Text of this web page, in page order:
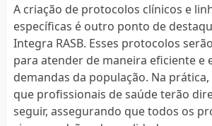
A criação de protocolos clínicos e
específicas é outro ponto de
Integra RASB. Esses protocolos
para atender de maneira eficiente e
demandas da população. Na
que profissionais de saúde terão
seguir, assegurando que todos os